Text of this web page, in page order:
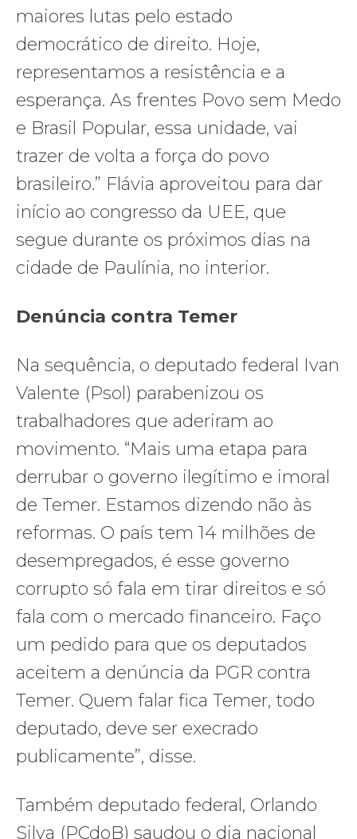
maiores lutas pelo estado
democrático de direito. Hoje,
representamos a resistência e a
esperança. As frentes Povo sem Medo
e Brasil Popular, essa unidade, vai
trazer de volta a força do povo
brasileiro.” Flávia aproveitou para dar
início ao congresso da UEE, que
segue durante os próximos dias na
cidade de Paulínia, no interior.
Denúncia contra Temer
Na sequência, o deputado federal Ivan
Valente (Psol) parabenizou os
trabalhadores que aderiram ao
movimento. “Mais uma etapa para
derrubar o governo ilegítimo e imoral
de Temer. Estamos dizendo não às
reformas. O país tem 14 milhões de
desempregados, é esse governo
corrupto só fala em tirar direitos e só
fala com o mercado financeiro. Faço
um pedido para que os deputados
aceitem a denúncia da PGR contra
Temer. Quem falar fica Temer, todo
deputado, deve ser execrado
publicamente”, disse.
Também deputado federal, Orlando
Silva (PCdoB) saudou o dia nacional